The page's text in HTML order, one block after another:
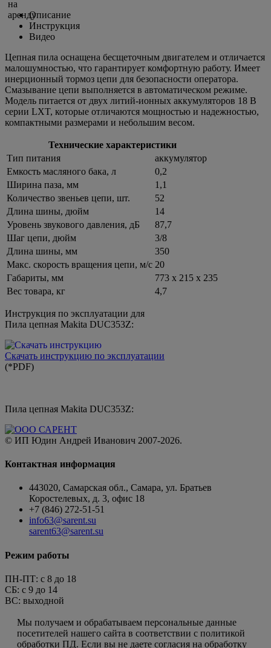
Описание
Инструкция
Видео
Цепная пила оснащена бесщеточным двигателем и отличается
малошумностью, что гарантирует комфортную работу. Имеет
инерционный тормоз цепи для безопасности оператора.
Смазывание цепи выполняется в автоматическом режиме.
Модель питается от двух литий-ионных аккумуляторов 18 В
серии LXT, которые отличаются мощностью и надежностью,
компактными размерами и небольшим весом.
Технические характеристики
Тип питания
аккумулятор
Емкость масляного бака, л
0,2
Ширина паза, мм
1,1
Количество звеньев цепи, шт.
52
Длина шины, дюйм
14
Уровень звукового давления, дБ
87,7
Шаг цепи, дюйм
3/8
Длина шины, мм
350
Макс. скорость вращения цепи, м/с 20
Габариты, мм
773 х 215 х 235
Вес товара, кг
4,7
Инструкция по эксплуатации для
Пила цепная Makita DUC353Z:
Скачать инструкцию по эксплуатации
(*PDF)
Пила цепная Makita DUC353Z:
© ИП Юдин Андрей Иванович 2007-2026.
Контактная информация
443020, Самарская обл., Самара, ул. Братьев
Коростелевых, д. 3, офис 18
+7 (846) 272-51-51
info63@sarent.su
sarent63@sarent.su
Режим работы
ПН-ПТ: c 8 до 18
СБ: с 9 до 14
ВС: выходной
Мы получаем и обрабатываем персональные данные
посетителей нашего сайта в соответствии с политикой
обработки ПД. Если вы не даете согласия на обработку